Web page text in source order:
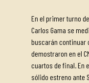
En el primer turno
Carlos Gama se
buscarán continuar
demostraron en el
cuartos de final. En
sólido estreno ante